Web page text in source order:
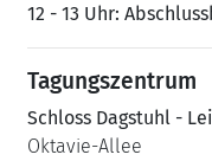
12 - 13 Uhr:
Tagungszentrum
Schloss Dagstuhl -
Oktavie-Allee